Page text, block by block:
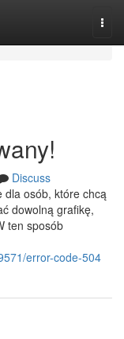
Discuss
dla osób, które chcą
dowolną grafikę,
ten sposób
error-code-504